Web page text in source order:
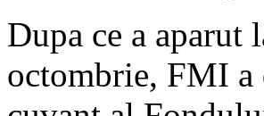
Dupa ce a aparut
octombrie, FMI a